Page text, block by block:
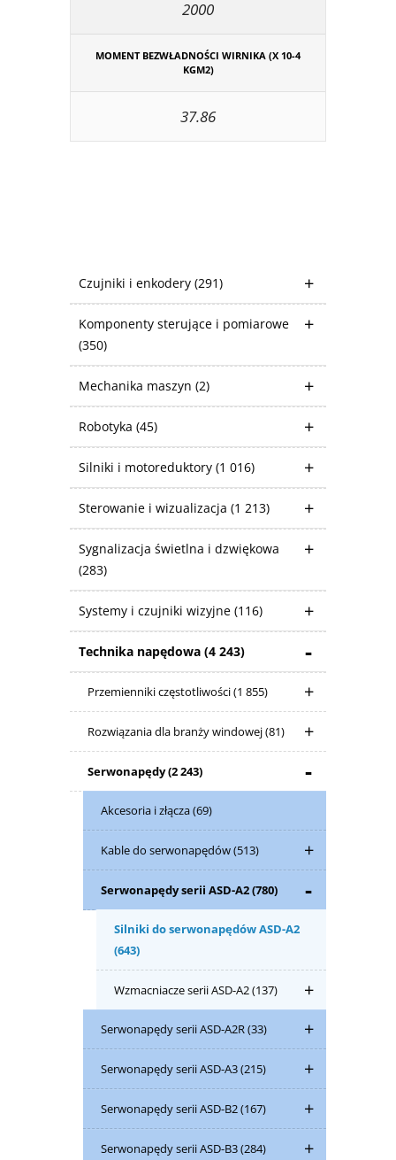
Czujniki i enkodery (291)
Komponenty sterujące i pomiarowe
(350)
Mechanika maszyn (2)
Robotyka (45)
Silniki i motoreduktory (1 016)
Sterowanie i wizualizacja (1 213)
Sygnalizacja świetlna i dzwiękowa
(283)
Systemy i czujniki wizyjne (116)
Technika napędowa (4 243)
Przemienniki częstotliwości(1 855)
Rozwiązania dla branży windowej(81)
Serwonapędy(2 243)
Akcesoria i złącza(69)
Kable do serwonapędów(513)
Serwonapędy serii ASD-A2(780)
Silniki do serwonapędów ASD-A2
(643)
Wzmacniacze serii ASD-A2(137)
Serwonapędy serii ASD-A2R(33)
Serwonapędy serii ASD-A3(215)
Serwonapędy serii ASD-B2(167)
Serwonapędy serii ASD-B3(284)
2000
MOMENT BEZWŁADNOŚCI WIRNIKA (X 10-4
KGM2)
37.86